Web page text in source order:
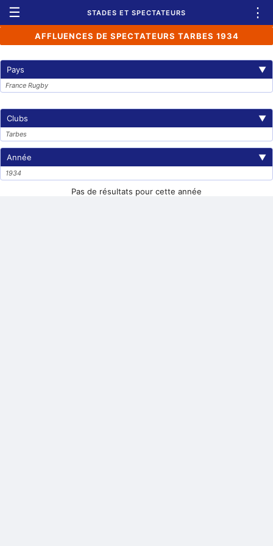
☰ STADES ET SPECTATEURS ⋮
AFFLUENCES DE SPECTATEURS TARBES 1934
Pays ▼
France Rugby
Clubs ▼
Tarbes
Année ▼
1934
Pas de résultats pour cette année